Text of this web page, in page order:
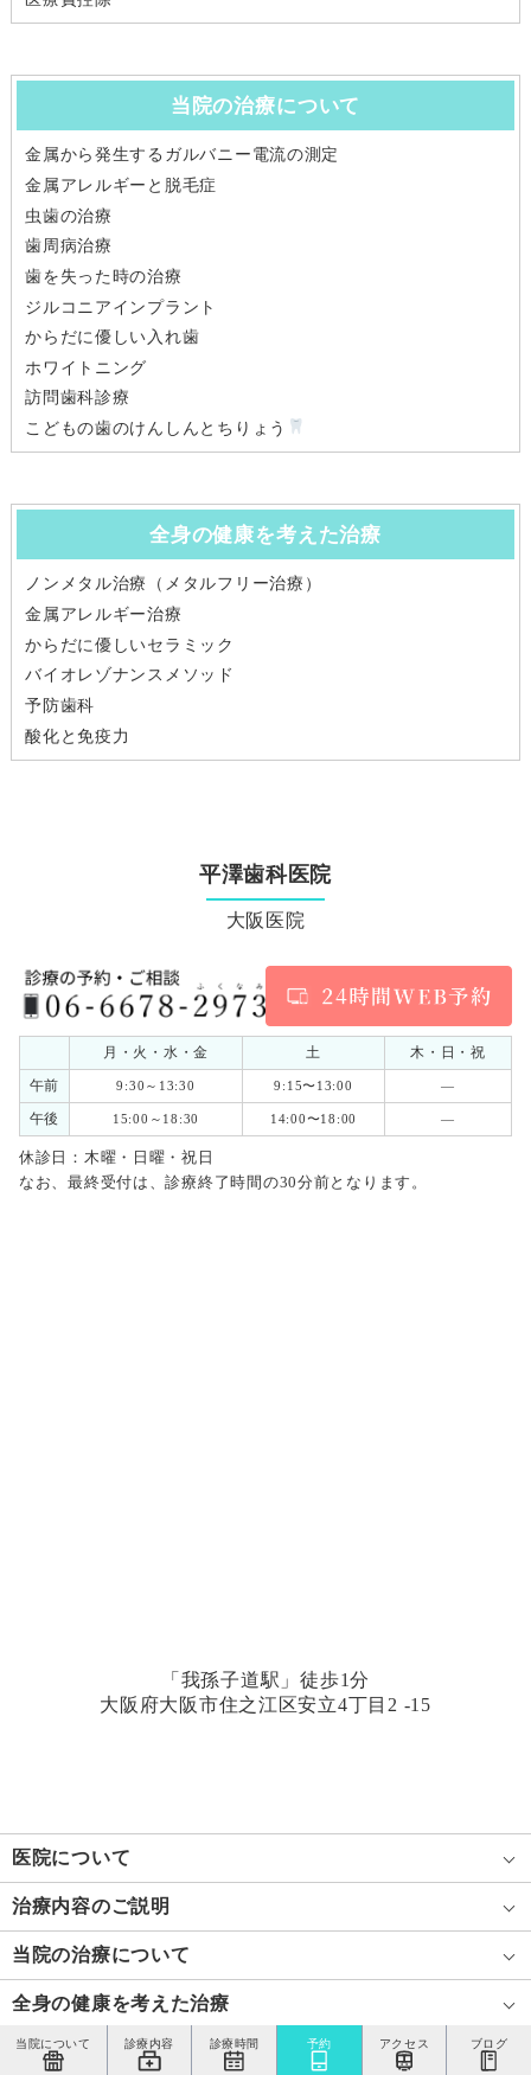
当院の治療について
金属から発生するガルバニー電流の測定
金属アレルギーと脱毛症
虫歯の治療
歯周病治療
歯を失った時の治療
ジルコニアインプラント
からだに優しい入れ歯
ホワイトニング
訪問歯科診療
こどもの歯のけんしんとちりょう
全身の健康を考えた治療
ノンメタル治療（メタルフリー治療）
金属アレルギー治療
からだに優しいセラミック
バイオレゾナンスメソッド
予防歯科
酸化と免疫力
平澤歯科医院
大阪医院
月・火・水・金 土
木・日・祝
午前
9:30～13:30 9:15〜13:00 ―
午後 15:00～18:30 14:00〜18:00 ―
休診日：木曜・日曜・祝日
なお、最終受付は、診療終了時間の30分前となります。
「我孫子道駅」徒歩1分
大阪府大阪市住之江区安立4丁目2 -15
医院について
治療内容のご説明
当院の治療について
全身の健康を考えた治療
©2008 医療法人福涛会.
当院について 診療内容 診療時間 予約 アクセス ブログ